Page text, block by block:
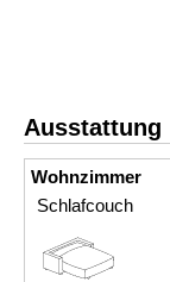
Ausstattung
Wohnzimmer
Schlafcouch